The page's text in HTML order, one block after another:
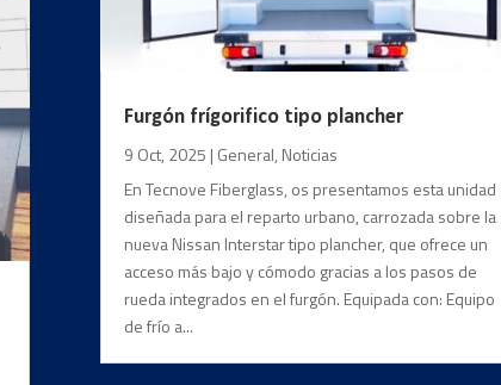
Furgón frígorifico tipo plancher
9 Oct, 2025 | General, Noticias
En Tecnove Fiberglass, os presentamos esta unidad
diseñada para el reparto urbano, carrozada sobre la
nueva Nissan Interstar tipo plancher, que ofrece un
acceso más bajo y cómodo gracias a los pasos de
rueda integrados en el furgón. Equipada con: Equipo
de frío a...